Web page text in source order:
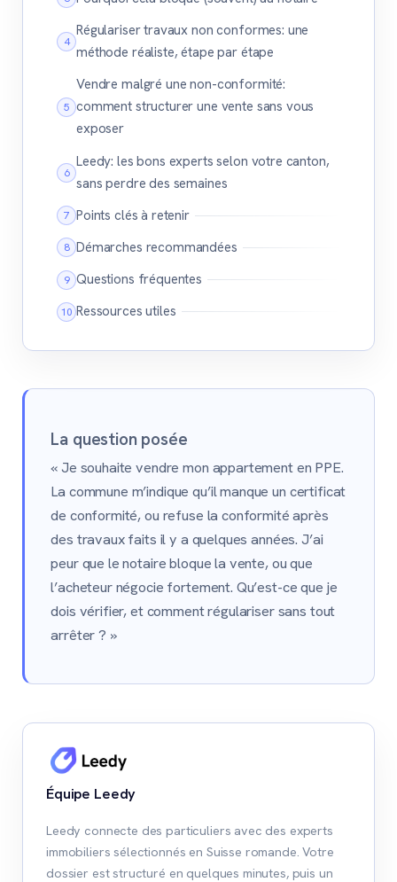
Régulariser travaux non conformes: une
méthode réaliste, étape par étape
Vendre malgré une non-conformité:
comment structurer une vente sans vous
exposer
Leedy: les bons experts selon votre canton,
sans perdre des semaines
Points clés à retenir
Démarches recommandées
Questions fréquentes
Ressources utiles
La question posée
« Je souhaite vendre mon appartement en PPE.
La commune m’indique qu’il manque un certificat
de conformité, ou refuse la conformité après
des travaux faits il y a quelques années. J’ai
peur que le notaire bloque la vente, ou que
l’acheteur négocie fortement. Qu’est-ce que je
dois vérifier, et comment régulariser sans tout
arrêter ? »
Équipe Leedy
Leedy connecte des particuliers avec des experts
immobiliers sélectionnés en Suisse romande. Votre
dossier est structuré en quelques minutes, puis un